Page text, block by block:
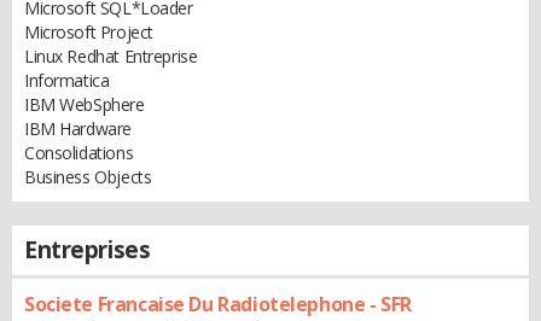
Microsoft SQL*Loader
Microsoft Project
Linux Redhat Entreprise
Informatica
IBM WebSphere
IBM Hardware
Consolidations
Business Objects
Entreprises
Societe Francaise Du Radiotelephone - SFR